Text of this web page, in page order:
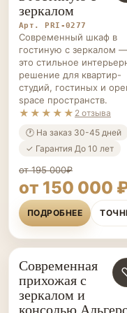
зеркалом
Арт. PRI-0277
Современный шкаф в
гостиную с зеркалом —
это стильное
решение для квартир-
студий, гостиных и
space пространств.
★★★★★ 2 отзыва
🕐 На заказ 30-45 дней
✓ Гарантия До 10 лет
от 195 000₽
от 150 000
ПОДРОБНЕЕ
ПРИХОЖИЕ НА
Современная
прихожая с
зеркалом и
консолью